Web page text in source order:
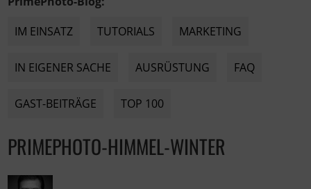
IM EINSATZ
TUTORIALS MARKETING
IN EIGENER SACHE AUSRÜSTUNG FAQ
GAST-BEITRÄGE TOP 100
PRIMEPHOTO-HIMMEL-WINTER